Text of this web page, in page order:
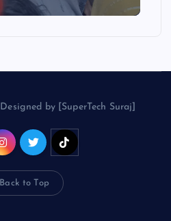
by [SuperTech Suraj]
Back to Top